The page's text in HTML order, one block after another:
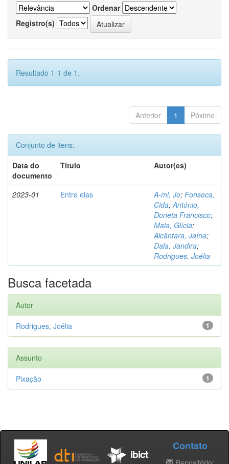
Ordenar
Registro(s)
Resultado 1-1 de 1.
Anterior 1 Póximo
Conjunto de itens:
Data do
documento
Título Autor(es)
2023-01 Entre elas A-mi, Jo; Fonseca,
Cida;António,
Doneta Francisco;
Maia, Glícia;
Alcântara, Jaína;
Dala, Jandira;
Rodrigues, Joélia
Busca facetada
Autor
1
Rodrigues, Joélia
Assunto
1
Pixação
Contato